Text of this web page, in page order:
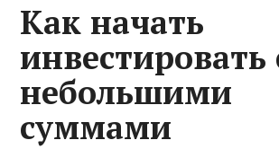
Как начать
инвестировать
небольшими
суммами